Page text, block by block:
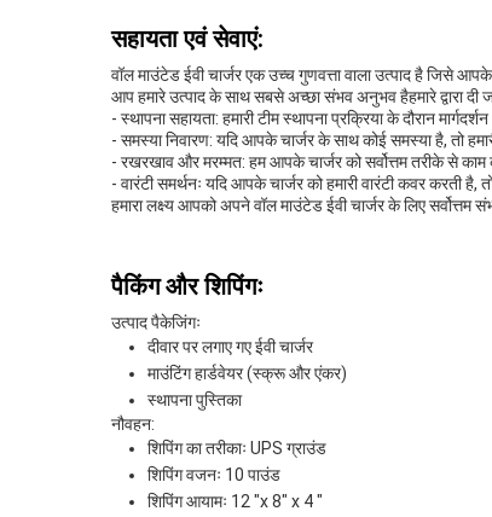
सहायता एवं सेवाएं:
वॉल माउंटेड ईवी चार्जर एक उच्च गुणवत्ता वाला उत्पाद है जिसे
आप हमारे उत्पाद के साथ सबसे अच्छा संभव अनुभव हैहमारे द्वारा दी
- स्थापना सहायता: हमारी टीम स्थापना प्रक्रिया के दौरान
- समस्या निवारण: यदि आपके चार्जर के साथ कोई समस्या है, तो
- रखरखाव और मरम्मत: हम आपके चार्जर को सर्वोत्तम तरीके से
- वारंटी समर्थनः यदि आपके चार्जर को हमारी वारंटी कवर करती है,
हमारा लक्ष्य आपको अपने वॉल माउंटेड ईवी चार्जर के लिए
पैकिंग और शिपिंगः
उत्पाद पैकेजिंगः
दीवार पर लगाए गए ईवी चार्जर
माउंटिंग हार्डवेयर (स्क्रू और एंकर)
स्थापना पुस्तिका
नौवहन:
शिपिंग का तरीकाः UPS ग्राउंड
शिपिंग वजनः 10 पाउंड
शिपिंग आयामः 12 "x 8" x 4 "